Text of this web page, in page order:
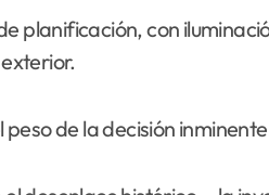
planificación, con
de la decisión